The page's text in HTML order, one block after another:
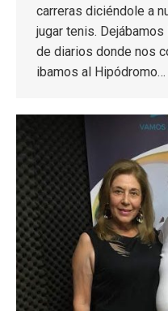
carreras diciéndole a
jugar tenis.
de diarios donde nos
ibamos al Hipódromo…